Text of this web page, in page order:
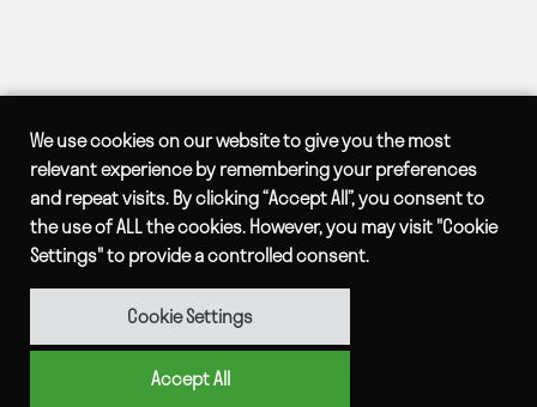
© Copyright Luwasa 2026 Integritetspolicy
We use cookies on our website to give you the most
relevant experience by remembering your preferences
and repeat visits. By clicking “Accept All”, you consent to
the use of ALL the cookies. However, you may visit "Cookie
Settings" to provide a controlled consent.
Cookie Settings
Accept All